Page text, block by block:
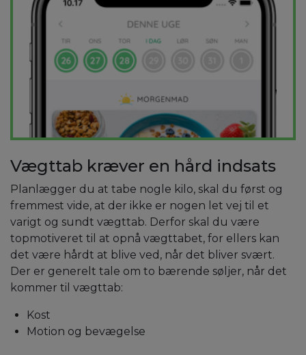
Vægttab kræver en hård indsats
Planlægger du at tabe nogle kilo, skal du først og
fremmest vide, at der ikke er nogen let vej til et
varigt og sundt vægttab. Derfor skal du være
topmotiveret til at opnå vægttabet, for ellers kan
det være hårdt at blive ved, når det bliver svært.
Der er generelt tale om to bærende søljer, når det
kommer til vægttab:
Kost
Motion og bevægelse